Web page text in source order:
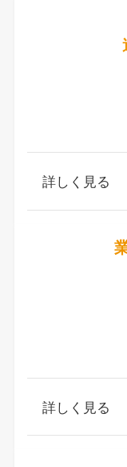
詳しく見る
詳しく見る